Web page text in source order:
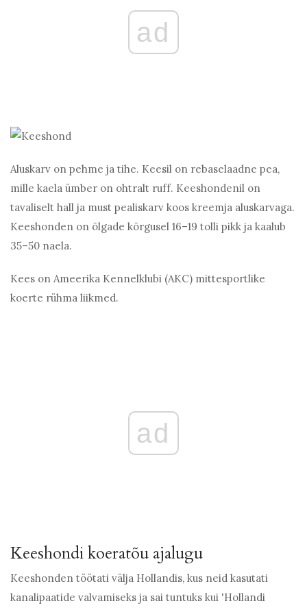
ad
Aluskarv on pehme ja tihe. Keesil on rebaselaadne pea,
mille kaela ümber on ohtralt ruff. Keeshondenil on
tavaliselt hall ja must pealiskarv koos kreemja aluskarvaga.
Keeshonden on õlgade kõrgusel 16–19 tolli pikk ja kaalub
35–50 naela.
Kees on Ameerika Kennelklubi (AKC) mittesportlike
koerte rühma liikmed.
ad
Keeshondi koeratõu ajalugu
Keeshonden töötati välja Hollandis, kus neid kasutati
kanalipaatide valvamiseks ja sai tuntuks kui 'Hollandi